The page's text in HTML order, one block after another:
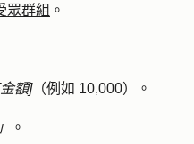
眾群組 。
額]（例如 10,000）。
。